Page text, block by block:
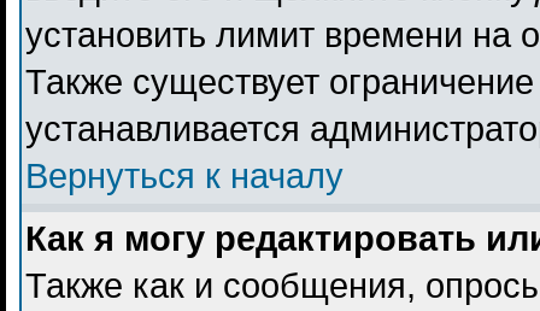
установить лимит времени на
Также существует
устанавливается
Вернуться к началу
Как я могу редактировать
Также как и сообщения,